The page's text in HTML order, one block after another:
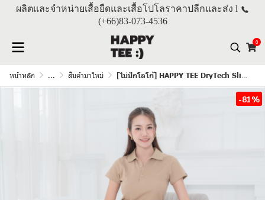
ผลิตและจำหน่ายเสื้อยืดและเสื้อโปโลราคาปลีกและส่ง l
(+66)83-073-4536
0
หน้าหลัก ... สินค้ามาใหม่ [ไม่ปักโลโก้] HAPPY TEE DryTech Slim Fit Polo For Her "สีลาเต้"
-81%